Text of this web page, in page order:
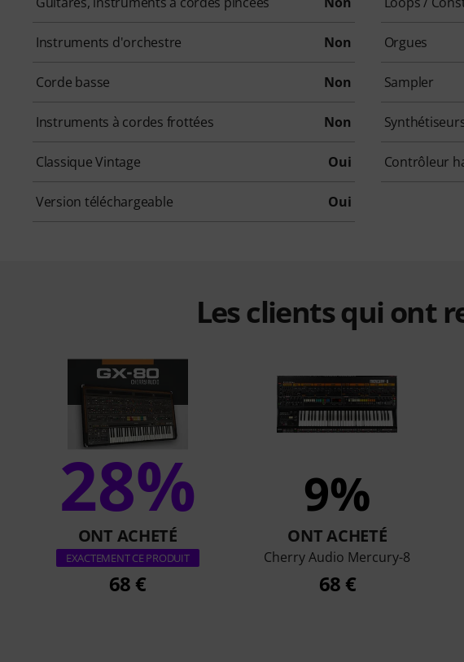
Instruments d'orchestre Non Orgues
Corde basse Non Sampler
Instruments à cordes frottées Non
Classique Vintage Oui Contrôleur
Version téléchargeable Oui
Les clients qui ont
28%
ONT ACHETÉ
EXACTEMENT CE PRODUIT
68 €
9%
ONT ACHETÉ
Cherry Audio Mercury-8
68 €